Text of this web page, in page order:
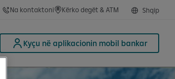
Na kontaktoni Kërko degët & ATM Shqip
Kyçu në aplikacionin mobil bankar